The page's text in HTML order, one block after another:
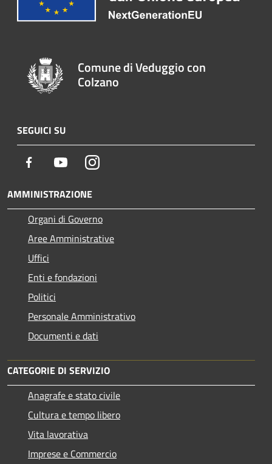
Comune di Veduggio con
Colzano
SEGUICI SU
Facebook YoutubeInstagram
AMMINISTRAZIONE
Organi di Governo
Aree Amministrative
Uffici
Enti e fondazioni
Politici
Personale Amministrativo
Documenti e dati
CATEGORIE DI SERVIZIO
Anagrafe e stato civile
Cultura e tempo libero
Vita lavorativa
Imprese e Commercio